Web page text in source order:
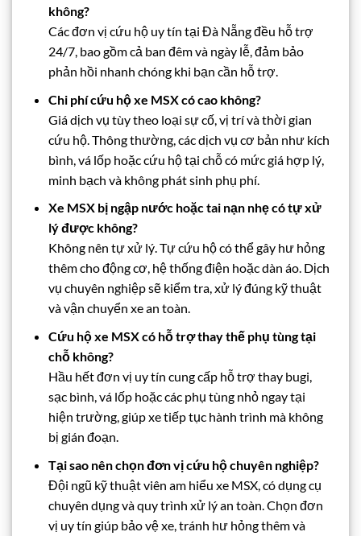
không?
Các đơn vị cứu hộ uy tín tại Đà Nẵng đều hỗ trợ
24/7, bao gồm cả ban đêm và ngày lễ, đảm bảo
phản hồi nhanh chóng khi bạn cần hỗ trợ.
Chi phí cứu hộ xe MSX có cao không?
Giá dịch vụ tùy theo loại sự cố, vị trí và thời gian
cứu hộ. Thông thường, các dịch vụ cơ bản như kích
bình, vá lốp hoặc cứu hộ tại chỗ có mức giá hợp lý,
minh bạch và không phát sinh phụ phí.
Xe MSX bị ngập nước hoặc tai nạn nhẹ có tự xử
lý được không?
Không nên tự xử lý. Tự cứu hộ có thể gây hư hỏng
thêm cho động cơ, hệ thống điện hoặc dàn áo. Dịch
vụ chuyên nghiệp sẽ kiểm tra, xử lý đúng kỹ thuật
và vận chuyển xe an toàn.
Cứu hộ xe MSX có hỗ trợ thay thế phụ tùng tại
chỗ không?
Hầu hết đơn vị uy tín cung cấp hỗ trợ thay bugi,
sạc bình, vá lốp hoặc các phụ tùng nhỏ ngay tại
hiện trường, giúp xe tiếp tục hành trình mà không
bị gián đoạn.
Tại sao nên chọn đơn vị cứu hộ chuyên nghiệp?
Đội ngũ kỹ thuật viên am hiểu xe MSX, có dụng cụ
chuyên dụng và quy trình xử lý an toàn. Chọn đơn
vị uy tín giúp bảo vệ xe, tránh hư hỏng thêm và